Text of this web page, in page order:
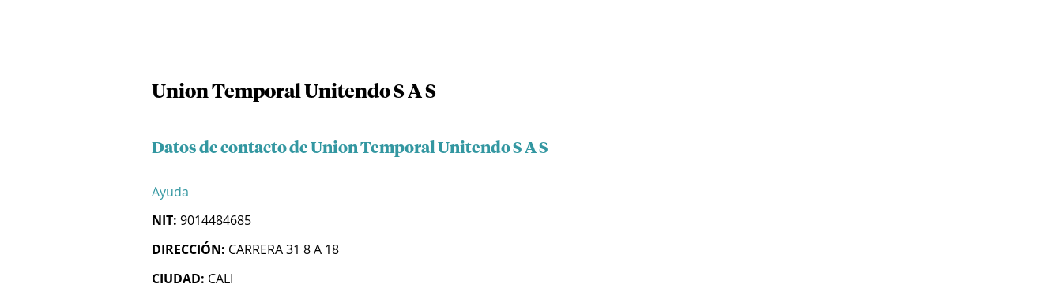
Union Temporal Unitendo S A S
Datos de contacto de Union Temporal Unitendo S A S
Ayuda
NIT: 9014484685
DIRECCIÓN: CARRERA 31 8 A 18
CIUDAD: CALI